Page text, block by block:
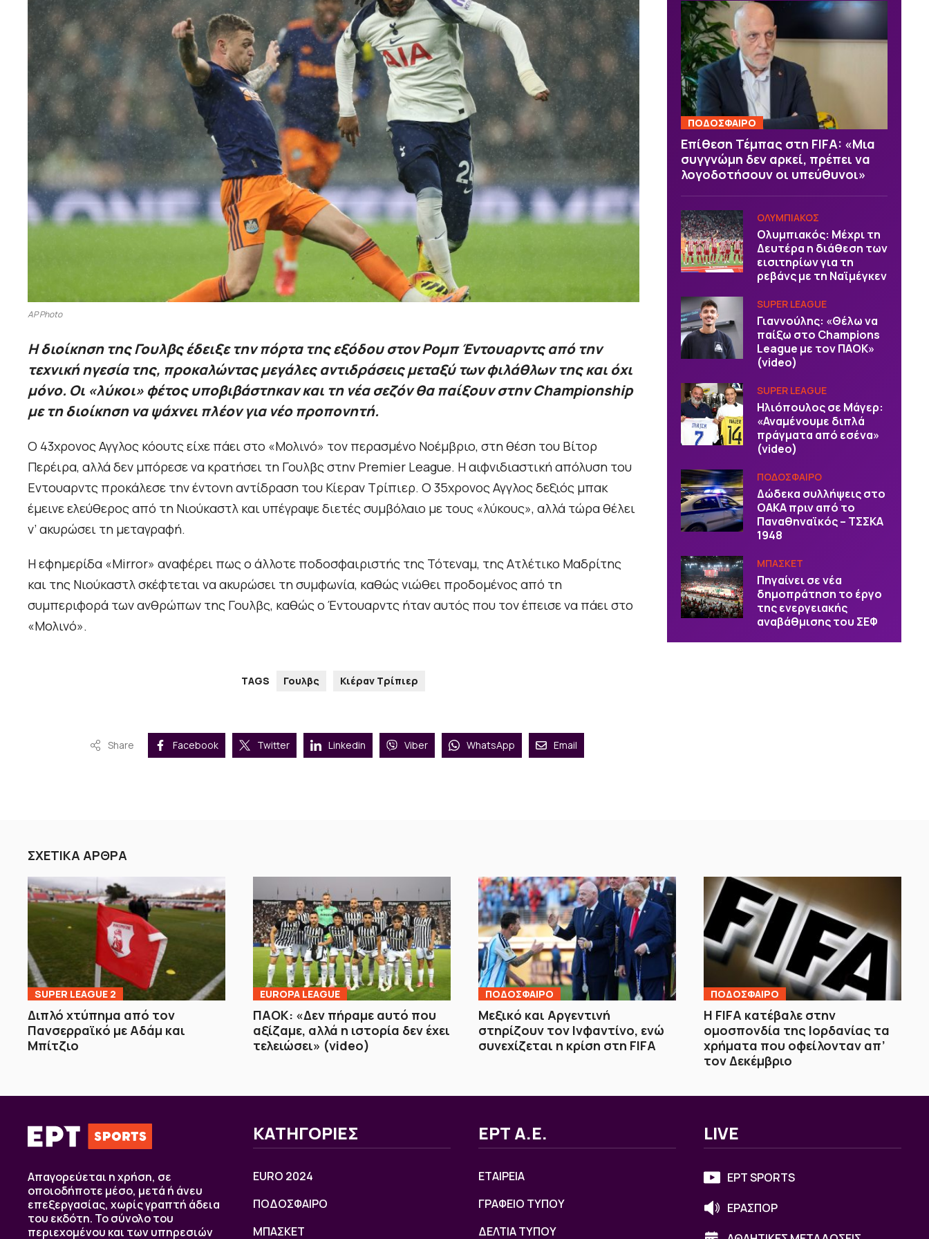
AP Photo
Η διοίκηση της Γουλβς έδειξε την πόρτα της εξόδου στον Ρομπ Έντουαρντς από την
τεχνική ηγεσία της, προκαλώντας μεγάλες αντιδράσεις μεταξύ των φιλάθλων της και όχι
μόνο. Οι «λύκοι» φέτος υποβιβάστηκαν και τη νέα σεζόν θα παίξουν στην Championship
με τη διοίκηση να ψάχνει πλέον για νέο προπονητή.
Ο 43χρονος Αγγλος κόουτς είχε πάει στο «Μολινό» τον περασμένο Νοέμβριο, στη θέση του Βίτορ
Περέιρα, αλλά δεν μπόρεσε να κρατήσει τη Γουλβς στην Premier League. Η αιφνιδιαστική απόλυση του
Εντουαρντς προκάλεσε την έντονη αντίδραση του Κίεραν Τρίπιερ. Ο 35χρονος Αγγλος δεξιός μπακ
έμεινε ελεύθερος από τη Νιούκαστλ και υπέγραψε διετές συμβόλαιο με τους «λύκους», αλλά τώρα θέλει
ν’ ακυρώσει τη μεταγραφή.
Η εφημερίδα «Mirror» αναφέρει πως ο άλλοτε ποδοσφαιριστής της Τότεναμ, της Ατλέτικο Μαδρίτης
και της Νιούκαστλ σκέφτεται να ακυρώσει τη συμφωνία, καθώς νιώθει προδομένος από τη
συμπεριφορά των ανθρώπων της Γουλβς, καθώς ο Έντουαρντς ήταν αυτός που τον έπεισε να πάει στο
«Μολινό».
TAGS Γουλβς Κιέραν Τρίπιερ
Share Facebook Twitter Linkedin Viber WhatsApp Email
ΠΟΔΟΣΦΑΙΡΟ
Επίθεση Τέμπας στη FIFA: «Μια
συγγνώμη δεν αρκεί, πρέπει να
λογοδοτήσουν οι υπεύθυνοι»
ΟΛΥΜΠΙΑΚΟΣ
Ολυμπιακός: Μέχρι τη
Δευτέρα η διάθεση των
εισιτηρίων για τη
ρεβάνς με τη Ναϊμέγκεν
SUPER LEAGUE
Γιαννούλης: «Θέλω να
παίξω στο Champions
League με τον ΠΑΟΚ»
(video)
SUPER LEAGUE
Ηλιόπουλος σε Μάγερ:
«Αναμένουμε διπλά
πράγματα από εσένα»
(video)
ΠΟΔΟΣΦΑΙΡΟ
Δώδεκα συλλήψεις στο
ΟΑΚΑ πριν από το
Παναθηναϊκός – ΤΣΣΚΑ
1948
ΜΠΑΣΚΕΤ
Πηγαίνει σε νέα
δημοπράτηση το έργο
της ενεργειακής
αναβάθμισης του ΣΕΦ
ΣΧΕΤΙΚΑ ΑΡΘΡΑ
SUPER LEAGUE 2
Διπλό χτύπημα από τον
Πανσερραϊκό με Αδάμ και
Μπίτζιο
EUROPA LEAGUE
ΠΑΟΚ: «Δεν πήραμε αυτό που
αξίζαμε, αλλά η ιστορία δεν έχει
τελειώσει» (video)
ΠΟΔΟΣΦΑΙΡΟ
Μεξικό και Αργεντινή
στηρίζουν τον Ινφαντίνο, ενώ
συνεχίζεται η κρίση στη FIFA
ΠΟΔΟΣΦΑΙΡΟ
Η FIFA κατέβαλε στην
ομοσπονδία της Ιορδανίας τα
χρήματα που οφείλονταν απ’
τον Δεκέμβριο
Απαγορεύεται η χρήση, σε
οποιοδήποτε μέσο, μετά ή άνευ
επεξεργασίας, χωρίς γραπτή άδεια
του εκδότη. Το σύνολο του
περιεχομένου και των υπηρεσιών
ΚΑΤΗΓΟΡΙΕΣ
EURO 2024
ΠΟΔΟΣΦΑΙΡΟ
ΜΠΑΣΚΕΤ
ΕΡΤ Α.Ε.
ΕΤΑΙΡΕΙΑ
ΓΡΑΦΕΙΟ ΤΥΠΟΥ
ΔΕΛΤΙΑ ΤΥΠΟΥ
LIVE
ΕΡΤ SPORTS
ΕΡΑΣΠΟΡ